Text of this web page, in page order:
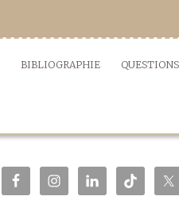
BIBLIOGRAPHIE QUESTIONS